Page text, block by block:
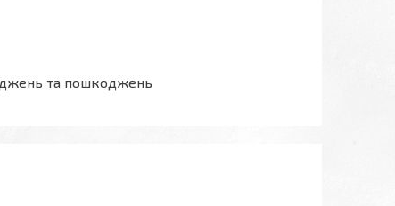
та пошкоджень